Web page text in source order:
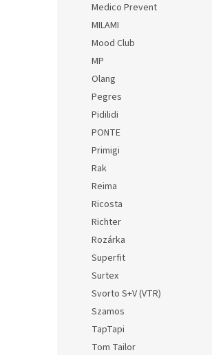
Medico Prevent
MILAMI
Mood Club
MP
Olang
Pegres
Pidilidi
PONTE
Primigi
Rak
Reima
Ricosta
Richter
Rozárka
Superfit
Surtex
Svorto S+V (VTR)
Szamos
TapTapi
Tom Tailor